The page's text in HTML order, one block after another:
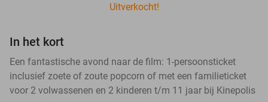
Uitverkocht!
In het kort
Een fantastische avond naar de film: 1-persoonsticket
inclusief zoete of zoute popcorn of met een familieticket
voor 2 volwassenen en 2 kinderen t/m 11 jaar bij Kinepolis